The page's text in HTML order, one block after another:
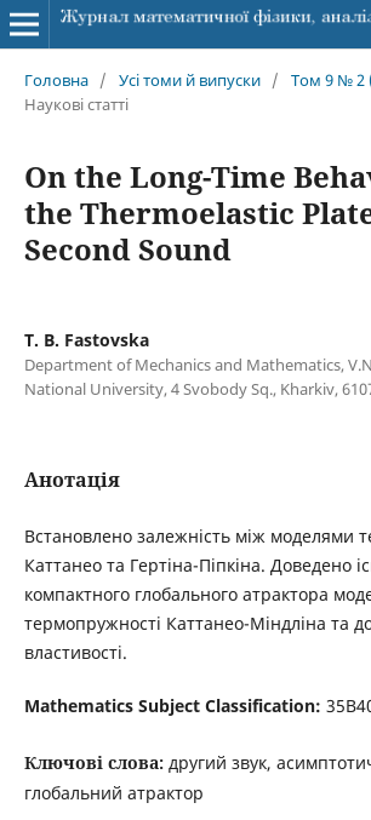
Головна / Усі томи й випуски / Том 9 № 2
Наукові статті
On the Long-Time
the Thermoelastic
Second Sound
T. B. Fastovska
Department of Mechanics and Mathematics,
National University, 4 Svobody Sq., Kharkiv,
Анотація
Встановлено залежність між моделями
Каттанео та Гертіна-Піпкіна. Доведено
компактного глобального атрактора
термопружності Каттанео-Міндліна та
властивості.
Mathematics Subject Classification:
Ключові слова: другий звук,
глобальний атрактор